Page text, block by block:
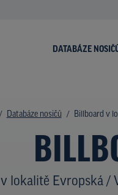
DATABÁZE
Databáze nosičů Billboard v
v lokalitě Evropská /